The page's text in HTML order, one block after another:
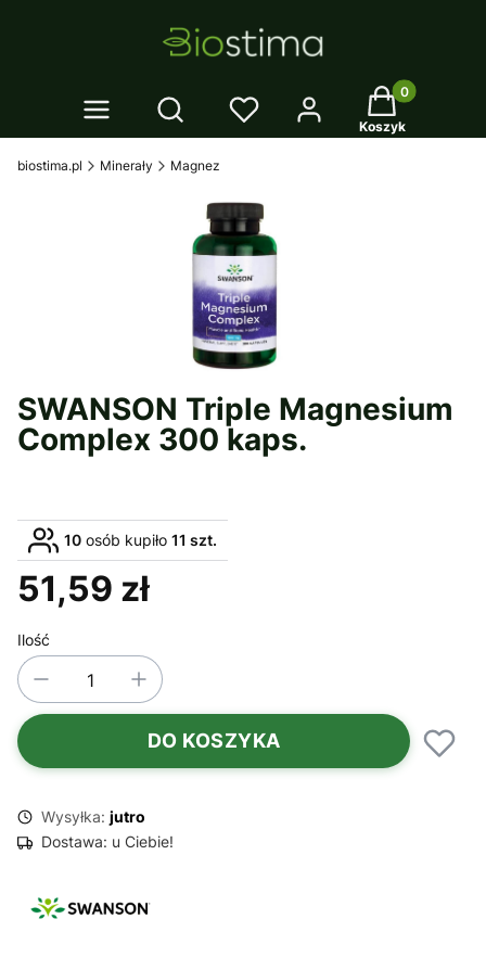
Otwórz wyszukiwarkę Twój koszyk:
Koszyk
biostima.pl Minerały Magnez
SWANSON Triple Magnesium
Complex 300 kaps.
10 osób kupiło 11 szt.
Cena
51,59 zł
Ilość
DO KOSZYKA
Wysyłka: jutro
Dostawa: u Ciebie!